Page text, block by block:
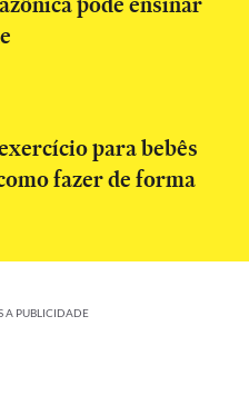
para bebês
fazer de forma
A PUBLICIDADE